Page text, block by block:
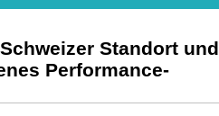
Standort und
Performance-